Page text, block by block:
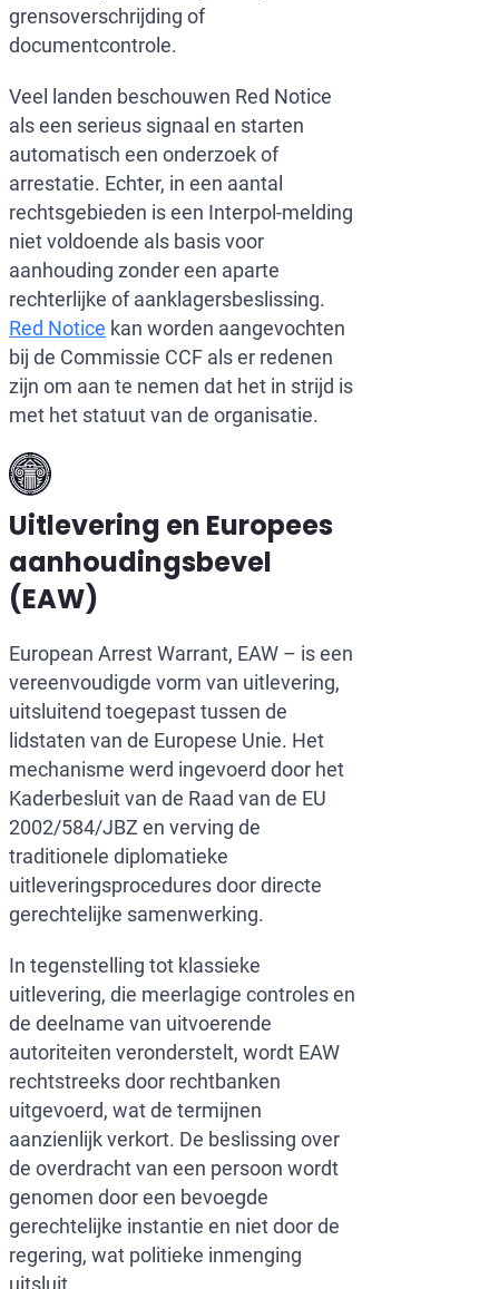
grensoverschrijding of
documentcontrole.
Veel landen beschouwen Red Notice
als een serieus signaal en starten
automatisch een onderzoek of
arrestatie. Echter, in een aantal
rechtsgebieden is een Interpol-melding
niet voldoende als basis voor
aanhouding zonder een aparte
rechterlijke of aanklagersbeslissing.
Red Notice kan worden aangevochten
bij de Commissie CCF als er redenen
zijn om aan te nemen dat het in strijd is
met het statuut van de organisatie.
Uitlevering en Europees
aanhoudingsbevel
(EAW)
European Arrest Warrant, EAW – is een
vereenvoudigde vorm van uitlevering,
uitsluitend toegepast tussen de
lidstaten van de Europese Unie. Het
mechanisme werd ingevoerd door het
Kaderbesluit van de Raad van de EU
2002/584/JBZ en verving de
traditionele diplomatieke
uitleveringsprocedures door directe
gerechtelijke samenwerking.
In tegenstelling tot klassieke
uitlevering, die meerlagige controles en
de deelname van uitvoerende
autoriteiten veronderstelt, wordt EAW
rechtstreeks door rechtbanken
uitgevoerd, wat de termijnen
aanzienlijk verkort. De beslissing over
de overdracht van een persoon wordt
genomen door een bevoegde
gerechtelijke instantie en niet door de
regering, wat politieke inmenging
uitsluit.